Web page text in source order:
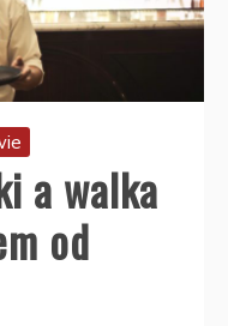
a walka
od